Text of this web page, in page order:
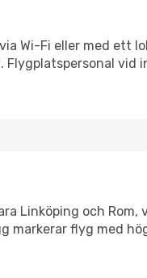
Wi-Fi eller med ett
vid
Linköping och
flyg med